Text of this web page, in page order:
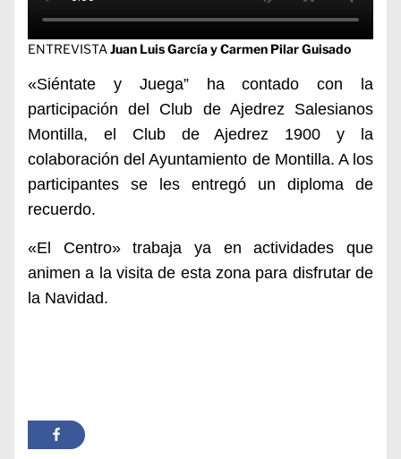
ENTREVISTAJuan Luis García y Carmen Pilar Guisado
«Siéntate y Juega”
ha contado con la
participación del Club de Ajedrez Salesianos
Montilla, el Club de Ajedrez 1900y la
colaboración del Ayuntamiento de Montilla. A los
participantes se les entregó un diploma de
recuerdo.
«El Centro» trabaja ya en actividades que
animen a la visita de esta zona para disfrutar de
la Navidad.